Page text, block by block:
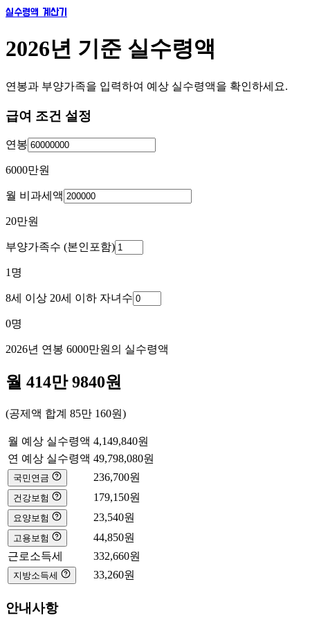
실수령액 계산기
2026년 기준 실수령액
연봉과 부양가족을 입력하여 예상 실수령액을 확인하세요.
급여 조건 설정
연봉
6000만원
월 비과세액
20만원
부양가족수 (본인포함)
1 명
8세 이상 20세 이하 자녀수
0명
2026년 연봉 6000만원의 실수령액
월 414만 9840원
(공제액 합계 85만 160원)
월 예상 실수령액 4,149,840원
연 예상 실수령액 49,798,080원
국민연금 236,700원
건강보험 179,150원
요양보험 23,540원
고용보험 44,850원
근로소득세
332,660원
지방소득세 33,260원
안내사항